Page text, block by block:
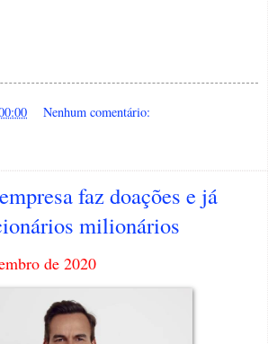
Nenhum comentário:
faz doações e já
milionários
de 2020